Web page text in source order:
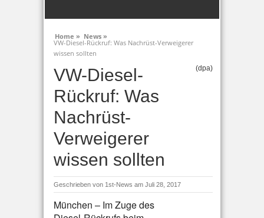
Home » News »
VW-Diesel-Rückruf: Was Nachrüst-Verweigerer
wissen sollten
VW-Diesel-
Rückruf: Was
Nachrüst-
Verweigerer
wissen sollten
(dpa)
Geschrieben von 1st-News am Juli 28, 2017
München – Im Zuge des